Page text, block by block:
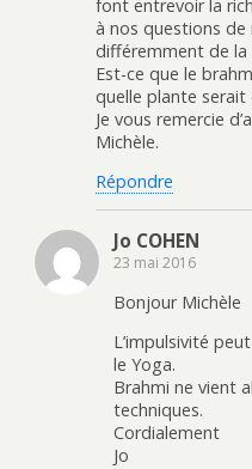
font entrevoir la
à nos questions de
différemment de la
Est-ce que le
quelle plante serait
Je vous remercie
Michèle.
Répondre
Jo COHEN
23 mai 2016
Bonjour Michèle
L’impulsivité
le Yoga.
Brahmi ne vient
techniques.
Cordialement
Jo